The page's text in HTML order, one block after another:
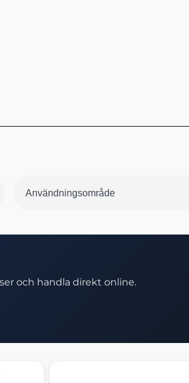
Användningsområde
och handla direkt online.